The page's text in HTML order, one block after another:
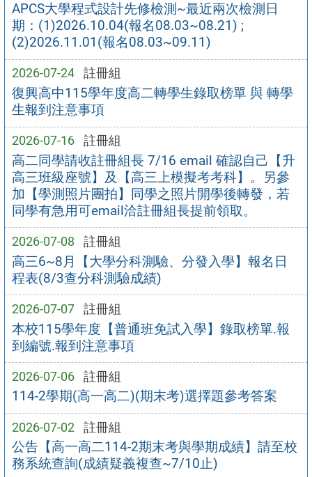
APCS大學程式設計先修檢測~最近兩次檢測日
期：(1)2026.10.04(報名08.03~08.21) ;
(2)2026.11.01(報名08.03~09.11)
2026-07-24 註冊組
復興高中115學年度高二轉學生錄取榜單 與 轉學
生報到注意事項
2026-07-16 註冊組
高二同學請收註冊組長 7/16 email 確認自己【升
高三班級座號】及【高三上模擬考考科】。另參
加【學測照片團拍】同學之照片開學後轉發，若
同學有急用可email洽註冊組長提前領取。
2026-07-08 註冊組
高三6~8月【大學分科測驗、分發入學】報名日
程表(8/3查分科測驗成績)
2026-07-07 註冊組
本校115學年度【普通班免試入學】錄取榜單.報
到編號.報到注意事項
2026-07-06 註冊組
114-2學期(高一高二)(期末考)選擇題參考答案
2026-07-02 註冊組
公告【高一高二114-2期末考與學期成績】請至校
務系統查詢(成績疑義複查~7/10止)